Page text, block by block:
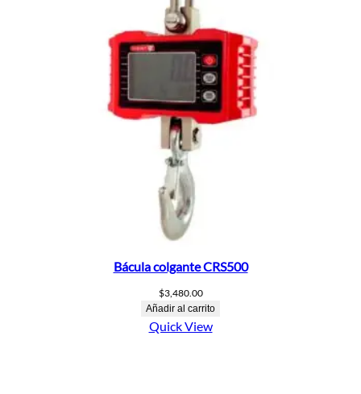
Bácula colgante CRS500
$3,480.00
Añadir al carrito
Quick View